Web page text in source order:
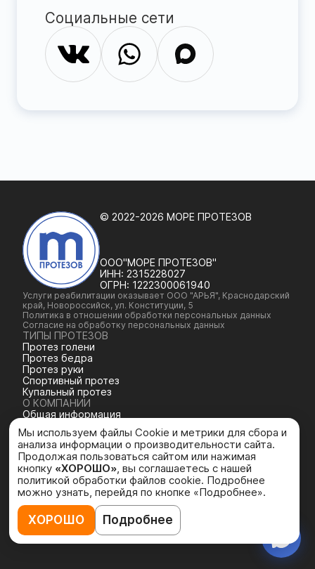
Социальные сети
© 2022-2026 МОРЕ ПРОТЕЗОВ
ООО"МОРЕ ПРОТЕЗОВ"
ИНН: 2315228027
ОГРН: 1222300061940
Услуги реабилитации оказывает ООО "АРЬЯ", Краснодарский
край, Новороссийск, ул. Конституции, 5
Политика в отношении обработки персональных данных
Согласие на обработку персональных данных
ТИПЫ ПРОТЕЗОВ
Протез голени
Протез бедра
Протез руки
Спортивный протез
Купальный протез
О КОМПАНИИ
Общая информация
История компании
Контакты
Отзывы
Мы используем файлы Cookie и метрики для сбора и
анализа информации о производительности сайта.
Продолжая пользоваться сайтом или нажимая
кнопку «ХОРОШО», вы соглашаетесь с нашей
политикой обработки файлов cookie. Подробнее
можно узнать, перейдя по кнопке «Подробнее».
ХОРОШО Подробнее